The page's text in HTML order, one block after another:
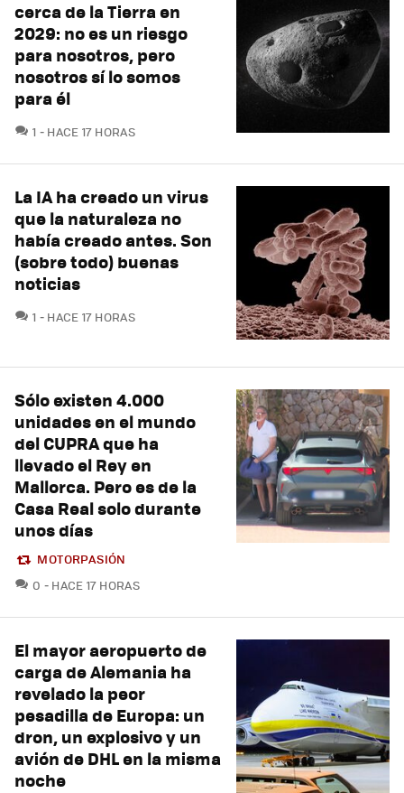
cerca de la Tierra en
2029: no es un riesgo
para nosotros, pero
nosotros sí lo somos
para él
1 COMENTARIOS
HACE 17 HORAS
La IA ha creado un virus
que la naturaleza no
había creado antes. Son
(sobre todo) buenas
noticias
1 COMENTARIOS
HACE 17 HORAS
Sólo existen 4.000
unidades en el mundo
del CUPRA que ha
llevado el Rey en
Mallorca. Pero es de la
Casa Real solo durante
unos días
MOTORPASIÓN
0 COMENTARIOS
HACE 17 HORAS
El mayor aeropuerto de
carga de Alemania ha
revelado la peor
pesadilla de Europa: un
dron, un explosivo y un
avión de DHL en la misma
noche